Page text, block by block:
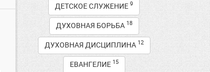
ДЕТСКОЕ СЛУЖЕНИЕ9
ДУХОВНАЯ БОРЬБА 18
ДУХОВНАЯ ДИСЦИПЛИНА 12
ЕВАНГЕЛИЕ 15